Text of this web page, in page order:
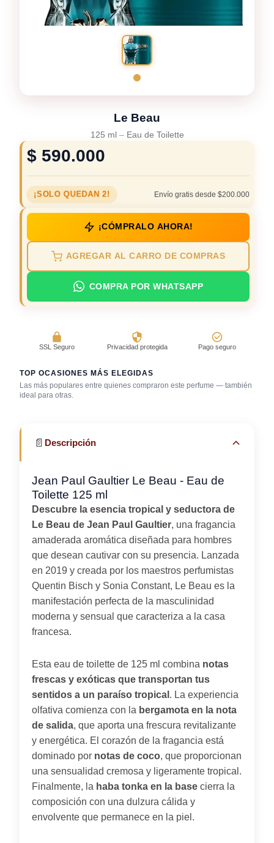
Le Beau
125 ml – Eau de Toilette
$ 590.000
¡SOLO QUEDAN 2! Envío gratis desde $200.000
¡CÓMPRALO AHORA!
AGREGAR AL CARRO DE COMPRAS
COMPRA POR WHATSAPP
SSL Seguro Privacidad protegida Pago seguro
TOP OCASIONES MÁS ELEGIDAS
Las más populares entre quienes compraron este perfume — también
ideal para otras.
Bar / cocteles
Salida casual de
📄 Descripción
Jean Paul Gaultier Le Beau - Eau de
Toilette 125 ml
Descubre la esencia tropical y seductora de
Le Beau de Jean Paul Gaultier, una fragancia
amaderada aromática diseñada para hombres
que desean cautivar con su presencia. Lanzada
en 2019 y creada por los maestros perfumistas
Quentin Bisch y Sonia Constant, Le Beau es la
manifestación perfecta de la masculinidad
moderna y sensual que caracteriza a la casa
francesa.
Esta eau de toilette de 125 ml combina notas
frescas y exóticas que transportan tus
sentidos a un paraíso tropical . La experiencia
olfativa comienza con la bergamota en la nota
de salida, que aporta una frescura revitalizante
y energética. El corazón de la fragancia está
dominado por notas de coco, que proporcionan
una sensualidad cremosa y ligeramente tropical.
Finalmente, la haba tonka en la base cierra la
composición con una dulzura cálida y
envolvente que permanece en la piel.